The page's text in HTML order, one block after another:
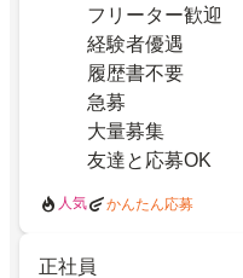
フリーター歓迎
経験者優遇
履歴書不要
急募
大量募集
友達と応募OK
人気 かんたん応募
正社員